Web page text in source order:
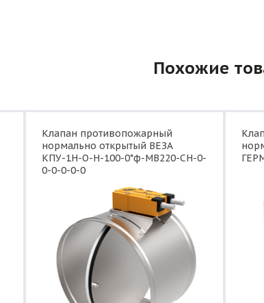
Похожие
Клапан противопожарный
нормально открытый ВЕЗА
КПУ-1Н-О-Н-100-0*ф-МВ220-СН-0-
0-0-0-0-0